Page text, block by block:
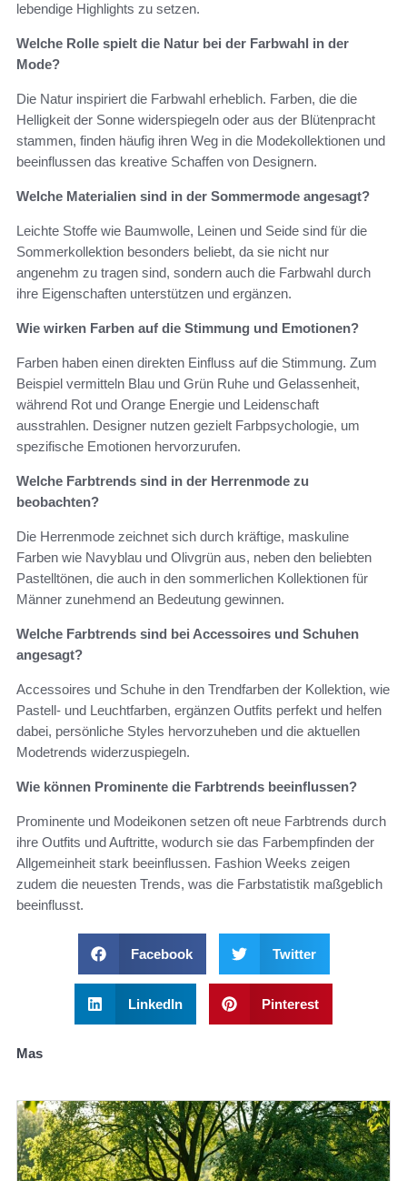
lebendige Highlights zu setzen.
Welche Rolle spielt die Natur bei der Farbwahl in der
Mode?
Die Natur inspiriert die Farbwahl erheblich. Farben, die die
Helligkeit der Sonne widerspiegeln oder aus der Blütenpracht
stammen, finden häufig ihren Weg in die Modekollektionen und
beeinflussen das kreative Schaffen von Designern.
Welche Materialien sind in der Sommermode angesagt?
Leichte Stoffe wie Baumwolle, Leinen und Seide sind für die
Sommerkollektion besonders beliebt, da sie nicht nur
angenehm zu tragen sind, sondern auch die Farbwahl durch
ihre Eigenschaften unterstützen und ergänzen.
Wie wirken Farben auf die Stimmung und Emotionen?
Farben haben einen direkten Einfluss auf die Stimmung. Zum
Beispiel vermitteln Blau und Grün Ruhe und Gelassenheit,
während Rot und Orange Energie und Leidenschaft
ausstrahlen. Designer nutzen gezielt Farbpsychologie, um
spezifische Emotionen hervorzurufen.
Welche Farbtrends sind in der Herrenmode zu
beobachten?
Die Herrenmode zeichnet sich durch kräftige, maskuline
Farben wie Navyblau und Olivgrün aus, neben den beliebten
Pastelltönen, die auch in den sommerlichen Kollektionen für
Männer zunehmend an Bedeutung gewinnen.
Welche Farbtrends sind bei Accessoires und Schuhen
angesagt?
Accessoires und Schuhe in den Trendfarben der Kollektion, wie
Pastell- und Leuchtfarben, ergänzen Outfits perfekt und helfen
dabei, persönliche Styles hervorzuheben und die aktuellen
Modetrends widerzuspiegeln.
Wie können Prominente die Farbtrends beeinflussen?
Prominente und Modeikonen setzen oft neue Farbtrends durch
ihre Outfits und Auftritte, wodurch sie das Farbempfinden der
Allgemeinheit stark beeinflussen. Fashion Weeks zeigen
zudem die neuesten Trends, was die Farbstatistik maßgeblich
beeinflusst.
Facebook Twitter
LinkedIn Pinterest
Mas